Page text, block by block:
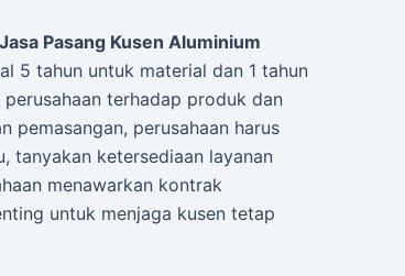
Pasang Kusen Aluminium
5 tahun untuk material dan 1 tahun
terhadap produk dan
pemasangan, perusahaan harus
tanyakan ketersediaan layanan
menawarkan kontrak
untuk menjaga kusen tetap